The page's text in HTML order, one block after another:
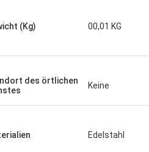
(Kg) 00,01 KG
des örtlichen
Keine
Edelstahl